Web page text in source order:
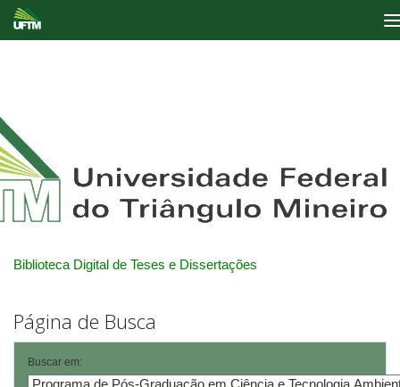
Biblioteca Digital de Teses e Dissertações
Página de Busca
Buscar em: